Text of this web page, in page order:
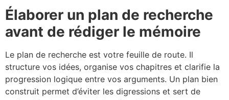
Élaborer un plan de recherche
avant de rédiger le mémoire
Le plan de recherche est votre feuille de route. Il
structure vos idées, organise vos chapitres et clarifie la
progression logique entre vos arguments. Un plan bien
construit permet d’éviter les digressions et sert de